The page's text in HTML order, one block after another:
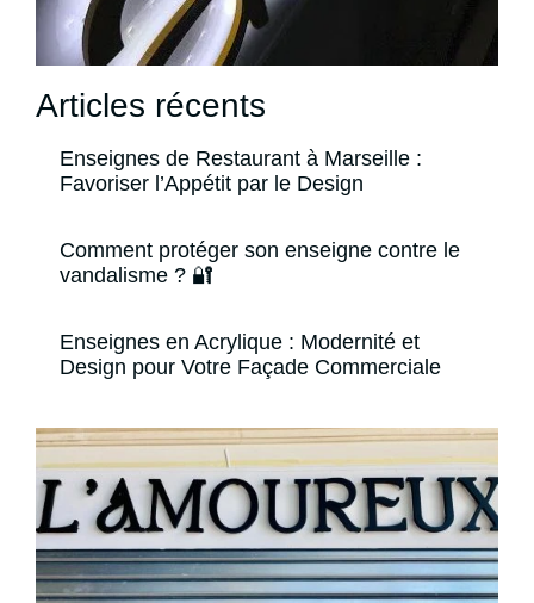
Articles récents
Enseignes de Restaurant à Marseille :
Favoriser l’Appétit par le Design
Comment protéger son enseigne contre le
vandalisme ? 🔐
Enseignes en Acrylique : Modernité et
Design pour Votre Façade Commerciale